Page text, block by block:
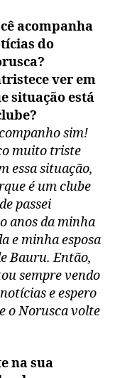
acompanha
do
ver em
situação está
sim!
muito triste
essa situação,
é um clube
passei
anos da minha
e minha esposa
Bauru. Então,
sempre vendo
e espero
o Norusca volte
na sua